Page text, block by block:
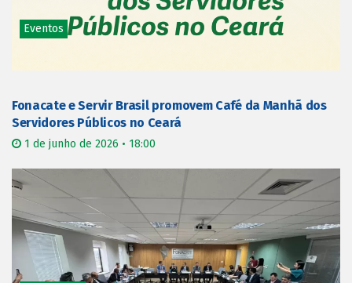
Eventos
Fonacate e Servir Brasil promovem Café da Manhã dos
Servidores Públicos no Ceará
1 de junho de 2026 • 18:00